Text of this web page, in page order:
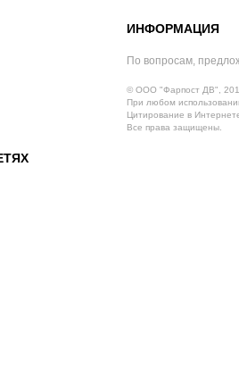
ИНФОРМАЦИЯ
По вопросам,
© ООО "Фарпост ДВ",
При любом
Цитирование в
Все права защищены.